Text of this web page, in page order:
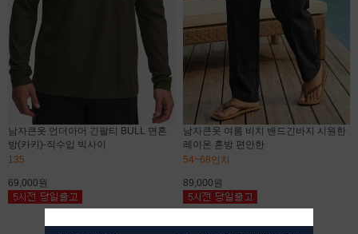
남자큰옷 언더아머 긴팔티 BULL 면혼
방(카키)-직수입 빅사이
135
69,000원
남자큰옷 여름 비치 밴드긴바지 시원한
레이온 혼방 편안한
54~68인치
89,000원